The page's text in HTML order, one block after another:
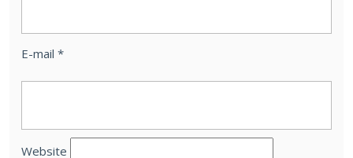
E-mail *
Website